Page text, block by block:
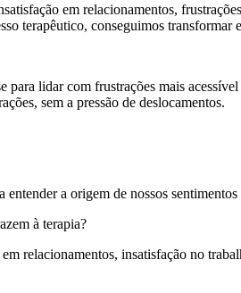
em relacionamentos,
terapêutico, conseguimos
para lidar com frustrações mais
sem a pressão de deslocamentos.
a origem de nossos
à terapia?
relacionamentos, insatisfação no